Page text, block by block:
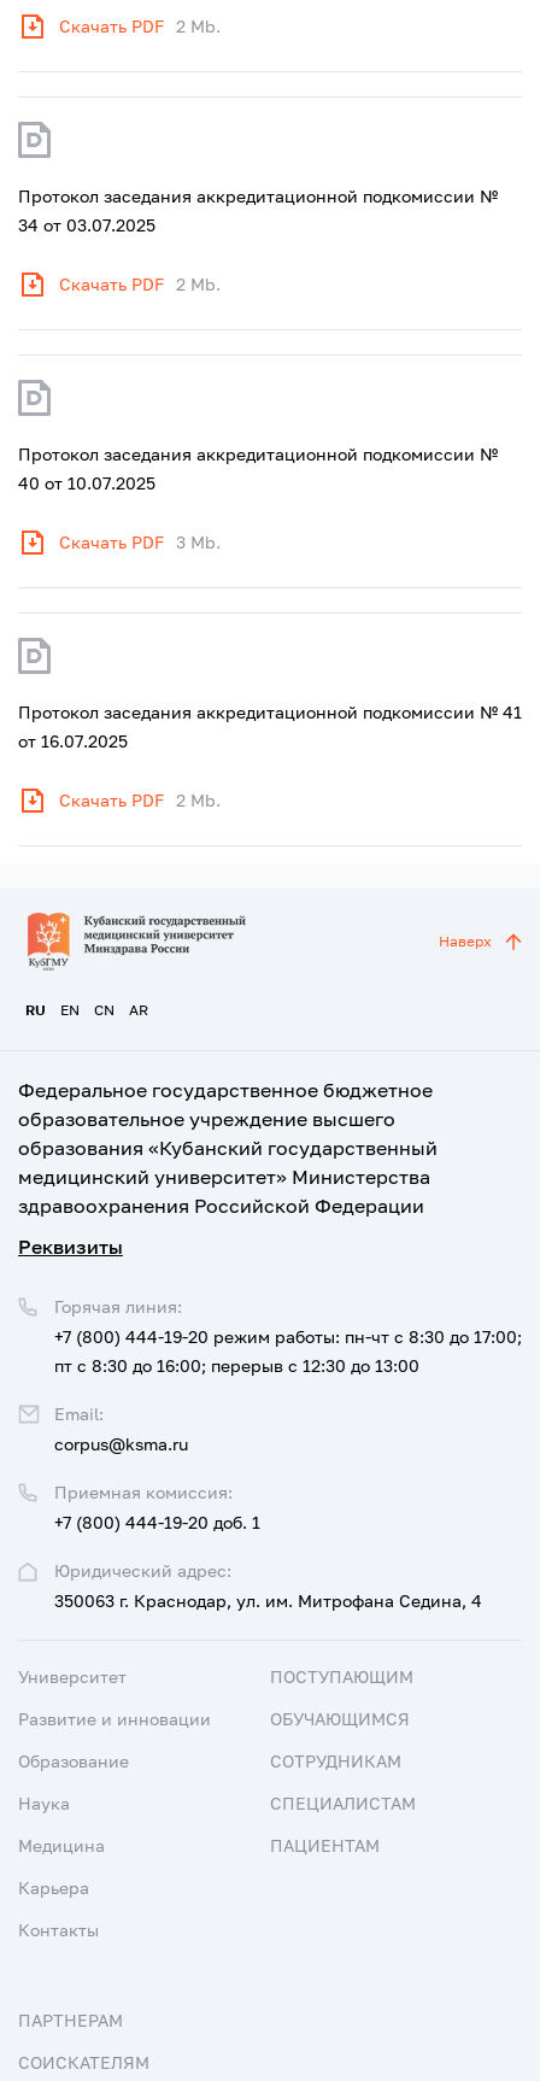
Скачать PDF 2 Mb.
Протокол заседания аккредитационной подкомиссии №
34 от 03.07.2025
Скачать PDF 2 Mb.
Протокол заседания аккредитационной подкомиссии №
40 от 10.07.2025
Скачать PDF 3 Mb.
Протокол заседания аккредитационной подкомиссии № 41
от 16.07.2025
Скачать PDF 2 Mb.
RU EN CN AR
Наверх
Федеральное государственное бюджетное
образовательное учреждение высшего
образования «Кубанский государственный
медицинский университет» Министерства
здравоохранения Российской Федерации
Реквизиты
Юридический адрес:
350063 г. Краснодар, ул. им. Митрофана Седина, 4
Приемная комиссия:
+7 (800) 444-19-20 доб. 1
Горячая линия:
+7 (800) 444-19-20 режим работы: пн-чт с 8:30 до 17:00;
пт с 8:30 до 16:00; перерыв с 12:30 до 13:00
Email:
corpus@ksma.ru
Университет
Развитие и инновации
Образование
Наука
Медицина
Карьера
Контакты
ПОСТУПАЮЩИМ
ОБУЧАЮЩИМСЯ
СОТРУДНИКАМ
СПЕЦИАЛИСТАМ
ПАЦИЕНТАМ
ПАРТНЕРАМ
СОИСКАТЕЛЯМ